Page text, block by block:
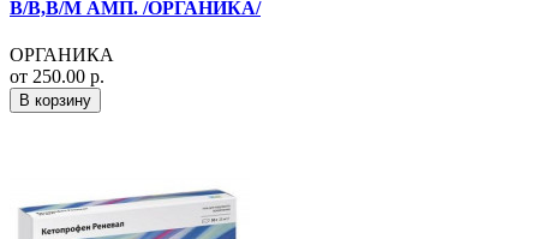
В/В,В/М АМП. /ОРГАНИКА/
ОРГАНИКА
от 250.00 р.
В корзину